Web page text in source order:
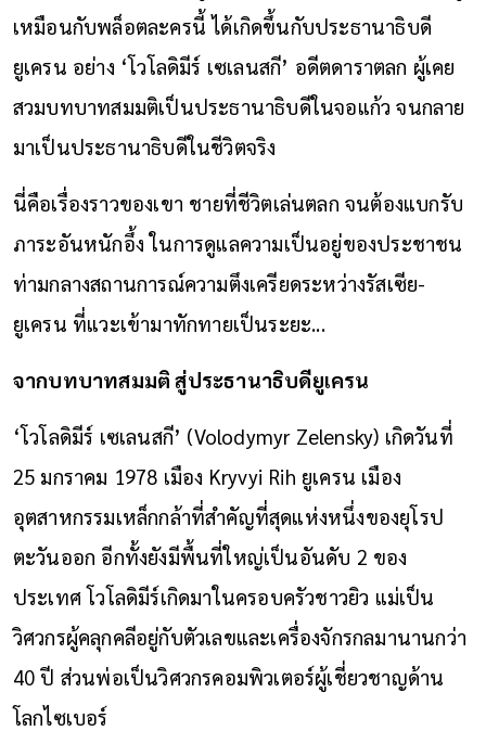
เหมือนกับพล็อตละครนี้ ได้เกิดขึ้นกับประธานาธิบดี
ยูเครน อย่าง ‘โวโลดิมีร์ เซเลนสกี’ อดีตดาราตลก ผู้เคย
สวมบทบาทสมมติเป็นประธานาธิบดีในจอแก้ว จนกลาย
มาเป็นประธานาธิบดีในชีวิตจริง
นี่คือเรื่องราวของเขา ชายที่ชีวิตเล่นตลก จนต้องแบกรับ
ภาระอันหนักอึ้ง ในการดูแลความเป็นอยู่ของประชาชน
ท่ามกลางสถานการณ์ความตึงเครียดระหว่างรัสเซีย-
ยูเครน ที่แวะเข้ามาทักทายเป็นระยะ...
จากบทบาทสมมติ สู่ประธานาธิบดียูเครน
‘โวโลดิมีร์ เซเลนสกี’ (Volodymyr Zelensky) เกิดวันที่
25 มกราคม 1978 เมือง Kryvyi Rih ยูเครน เมือง
อุตสาหกรรมเหล็กกล้าที่สำคัญที่สุดแห่งหนึ่งของยุโรป
ตะวันออก อีกทั้งยังมีพื้นที่ใหญ่เป็นอันดับ 2 ของ
ประเทศ โวโลดิมีร์เกิดมาในครอบครัวชาวยิว แม่เป็น
วิศวกรผู้คลุกคลีอยู่กับตัวเลขและเครื่องจักรกลมานานกว่า
40 ปี ส่วนพ่อเป็นวิศวกรคอมพิวเตอร์ผู้เชี่ยวชาญด้าน
โลกไซเบอร์